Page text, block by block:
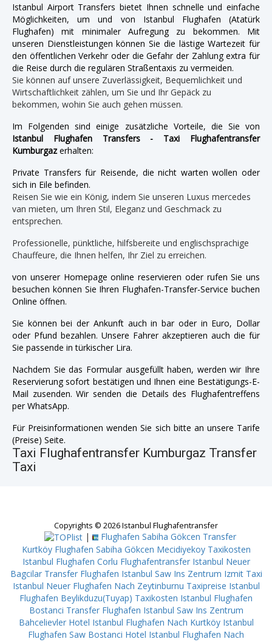
Istanbul Airport Transfers bietet Ihnen schnelle und einfache
Möglichkeiten, um und von Istanbul Flughafen (Atatürk
Flughafen) mit minimaler Aufregung zu bekommen. Mit
unseren Dienstleistungen können Sie die lästige Wartezeit für
den öffentlichen Verkehr oder die Gefahr der Zahlung extra für
die Reise durch die regulären Straßentaxis zu vermeiden.
Sie können auf unsere Zuverlässigkeit, Bequemlichkeit und
Wirtschaftlichkeit zählen, um Sie und Ihr Gepäck zu
bekommen, wohin Sie auch gehen müssen.
Im Folgenden sind einige zusätzliche Vorteile, die Sie von
Istanbul Flughafen Transfers - Taxi Flughafentransfer
Kumburgazerhalten:
Private Transfers für Reisende, die nicht warten wollen oder
sich in Eile befinden.
Reisen Sie wie ein König, indem Sie unseren Luxus mercedes
van mieten, um Ihren Stil, Eleganz und Geschmack zu
entsprechen.
Professionelle, pünktliche, hilfsbereite und englischsprachige
Chauffeure, die Ihnen helfen, Ihr Ziel zu erreichen.
von unserer Homepage online reservieren oder rufen Sie uns
besuchen können Sie Ihren Flughafen-Transfer-Service buchen
Online öffnen.
Sie können bei der Ankunft auch in bar oder in Euro, Dollar
oder Pfund bezahlen. Unsere Fahrer akzeptieren auch die für
Sie passende in türkischer Lira.
Nachdem Sie das Formular ausgefüllt haben, werden wir Ihre
Reservierung sofort bestätigen und Ihnen eine Bestätigungs-E-
Mail zusenden. Wir senden die Details des Flughafentreffens
per WhatsApp.
Für Preisinformationen wenden Sie sich bitte an unsere Tarife
(Preise) Seite.
Taxi Flughafentransfer Kumburgaz Transfer
Taxi
Copyrights © 2026 Istanbul Flughafentransfer
|
Flughafen Sabiha Gökcen Transfer
Kurtköy Flughafen Sabiha Gökcen Mecidiyekoy Taxikosten
Istanbul Flughafen Corlu Flughafentransfer Istanbul Neuer
Bagcilar Transfer Flughafen Istanbul Saw Ins Zentrum Izmit Taxi
Istanbul Neuer Flughafen Nach Zeytinburnu Taxipreise Istanbul
Flughafen Beylikduzu(Tuyap) Taxikosten Istanbul Flughafen
Bostanci Transfer Flughafen Istanbul Saw Ins Zentrum
Bahcelievler Hotel Istanbul Flughafen Nach Kurtköy Istanbul
Flughafen Saw Bostanci Hotel Istanbul Flughafen Nach